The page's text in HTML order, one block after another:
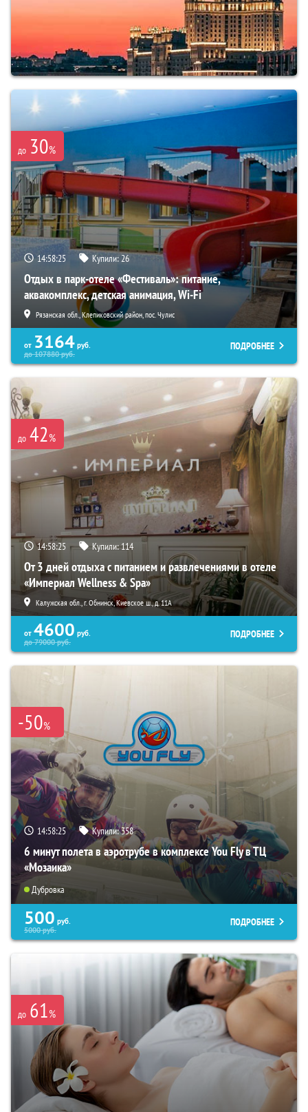
до 30%
14:58:24 Купили:26
Отдых в парк-отеле «Фестиваль»: питание,
аквакомплекс, детская анимация, Wi-Fi
Рязанская обл., Клепиковский район, пос. Чулис
от 3164 руб.
до107880руб.
ПОДРОБНЕЕ
до 42%
14:58:24 Купили:114
От 3 дней отдыха с питанием и развлечениями в отеле
«Империал Wellness & Spa»
Калужская обл., г. Обнинск, Киевское ш., д. 11А
от 4600 руб.
до79000руб.
ПОДРОБНЕЕ
-50%
14:58:24 Купили:358
6 минут полета в аэротрубе в комплексе You Fly в ТЦ
«Мозаика»
Дубровка
500 руб.
5000руб.
ПОДРОБНЕЕ
до 61%